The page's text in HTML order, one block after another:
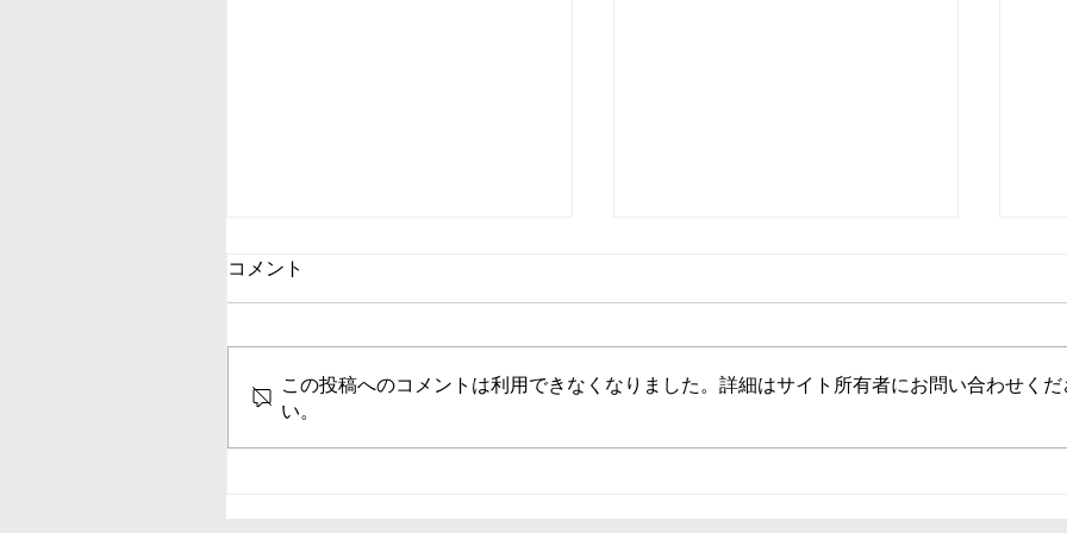
二子山部屋
九大OIPオフィス
コメント
この投稿へのコメントは利用できなくなりました。詳細はサイト所有者にお問い合わせくだ
い。